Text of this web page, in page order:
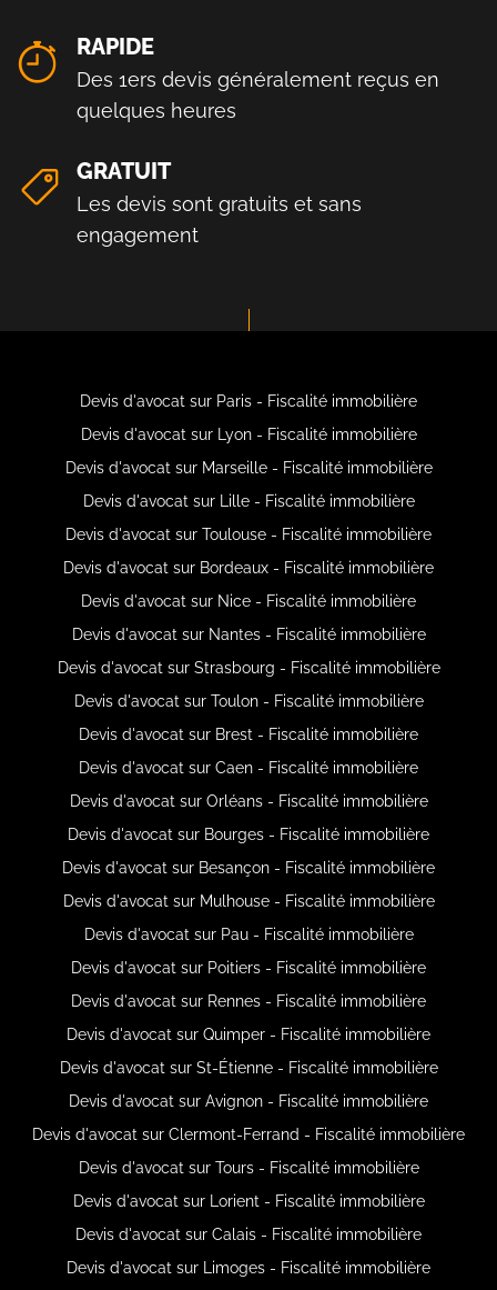
RAPIDE
Des 1ers devis généralement reçus en
quelques heures
GRATUIT
Les devis sont gratuits et sans
engagement
Devis d'avocat sur Paris - Fiscalité immobilière
Devis d'avocat sur Lyon - Fiscalité immobilière
Devis d'avocat sur Marseille - Fiscalité immobilière
Devis d'avocat sur Lille - Fiscalité immobilière
Devis d'avocat sur Toulouse - Fiscalité immobilière
Devis d'avocat sur Bordeaux - Fiscalité immobilière
Devis d'avocat sur Nice - Fiscalité immobilière
Devis d'avocat sur Nantes - Fiscalité immobilière
Devis d'avocat sur Strasbourg - Fiscalité immobilière
Devis d'avocat sur Toulon - Fiscalité immobilière
Devis d'avocat sur Brest - Fiscalité immobilière
Devis d'avocat sur Caen - Fiscalité immobilière
Devis d'avocat sur Orléans - Fiscalité immobilière
Devis d'avocat sur Bourges - Fiscalité immobilière
Devis d'avocat sur Besançon - Fiscalité immobilière
Devis d'avocat sur Mulhouse - Fiscalité immobilière
Devis d'avocat sur Pau - Fiscalité immobilière
Devis d'avocat sur Poitiers - Fiscalité immobilière
Devis d'avocat sur Rennes - Fiscalité immobilière
Devis d'avocat sur Quimper - Fiscalité immobilière
Devis d'avocat sur St-Étienne - Fiscalité immobilière
Devis d'avocat sur Avignon - Fiscalité immobilière
Devis d'avocat sur Clermont-Ferrand - Fiscalité immobilière
Devis d'avocat sur Tours - Fiscalité immobilière
Devis d'avocat sur Lorient - Fiscalité immobilière
Devis d'avocat sur Calais - Fiscalité immobilière
Devis d'avocat sur Limoges - Fiscalité immobilière